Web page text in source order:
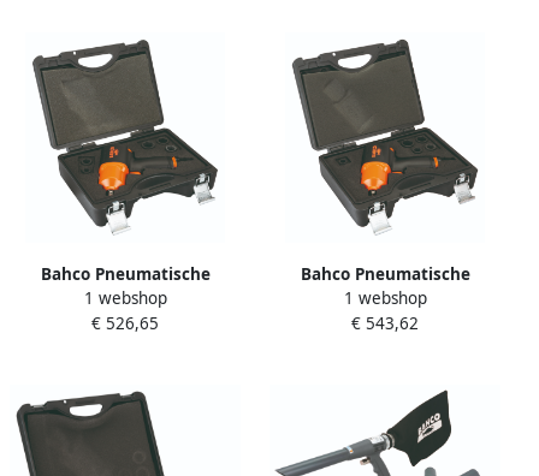
Bahco Pneumatische
slagmoersleutelset 1 2" |
BPC815K2
1 webshop
€ 526,65
Bahco Pneumatische
slagmoersleutelset 1 2" |
BPC815K3
1 webshop
€ 543,62